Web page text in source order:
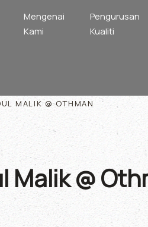
Mengenai
Kami
Pengurusan
Kualiti
MALIK @ OTHMAN
Malik @